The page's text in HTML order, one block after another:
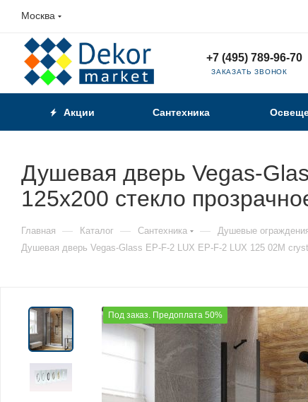
Москва
+7 (495) 789-96-70
ЗАКАЗАТЬ ЗВОНОК
Акции Сантехника
Душевая дверь Vegas-
125х200 стекло
Главная — Каталог — Сантехника — Душевые
Душевая дверь Vegas-Glass EP-F-2 LUX EP-F-2 LUX 125 02М
Под заказ. Предоплата 50%